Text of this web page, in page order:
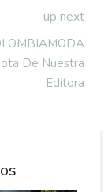
up next
De Nuestra
Editora